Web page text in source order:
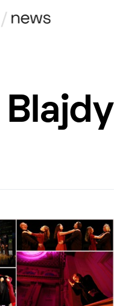
Blajdy